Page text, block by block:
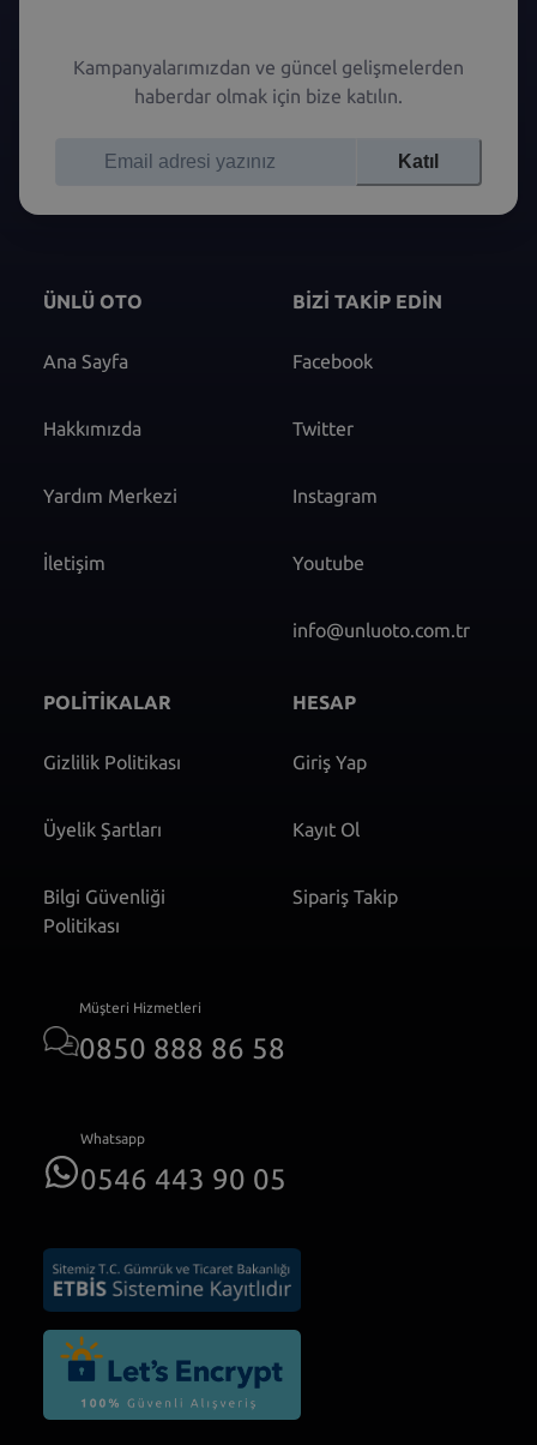
Kampanyalarımızdan ve güncel gelişmelerden
haberdar olmak için bize katılın.
Katıl
ÜNLÜ OTO
Ana Sayfa
Hakkımızda
Yardım Merkezi
İletişim
BİZİ TAKİP EDİN
Facebook
Twitter
Instagram
Youtube
info@unluoto.com.tr
POLİTİKALAR
Gizlilik Politikası
Üyelik Şartları
Bilgi Güvenliği
Politikası
HESAP
Giriş Yap
Kayıt Ol
Sipariş Takip
Müşteri Hizmetleri
0850 888 86 58
Whatsapp
0546 443 90 05